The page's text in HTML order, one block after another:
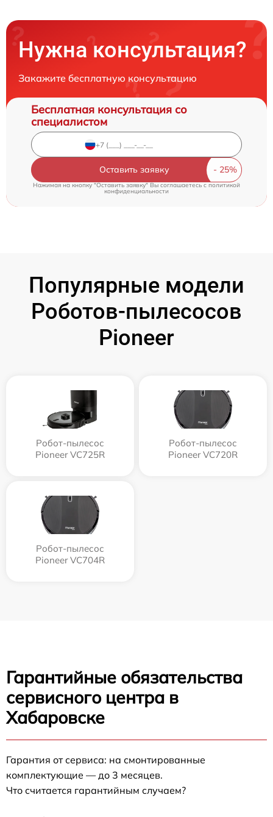
Нужна консультация?
Закажите бесплатную консультацию
Бесплатная консультация со
специалистом
Оставить заявку
Нажимая на кнопку "Оставить заявку" Вы соглашаетесь c политикой
конфиденциальности
Популярные модели
Роботов-пылесосов
Pioneer
Робот-пылесос
Pioneer VC725R
Робот-пылесос
Pioneer VC720R
Робот-пылесос
Pioneer VC704R
Гарантийные обязательства
сервисного центра в
Хабаровске
Гарантия от сервиса: на смонтированные
комплектующие — до 3 месяцев.
Что считается гарантийным случаем?